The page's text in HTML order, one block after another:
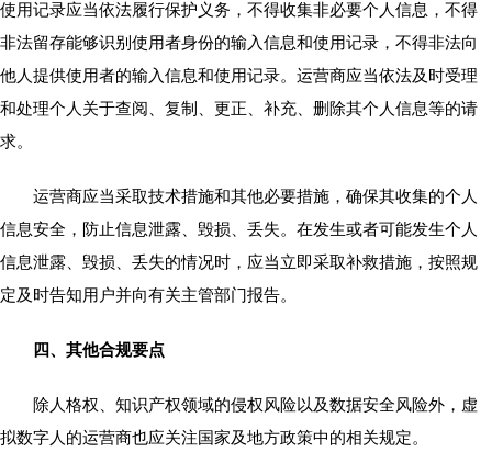
使用记录应当依法履行保护义务，不得收集非必要个人信息，不得
非法留存能够识别使用者身份的输入信息和使用记录，不得非法向
他人提供使用者的输入信息和使用记录。运营商应当依法及时受理
和处理个人关于查阅、复制、更正、补充、删除其个人信息等的请
求。
运营商应当采取技术措施和其他必要措施，确保其收集的个人
信息安全，防止信息泄露、毁损、丢失。在发生或者可能发生个人
信息泄露、毁损、丢失的情况时，应当立即采取补救措施，按照规
定及时告知用户并向有关主管部门报告。
四、其他合规要点
除人格权、知识产权领域的侵权风险以及数据安全风险外，虚
拟数字人的运营商也应关注国家及地方政策中的相关规定。